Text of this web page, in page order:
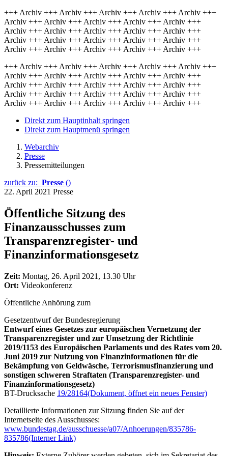
+++ Archiv +++ Archiv +++ Archiv +++ Archiv +++ Archiv +++
Archiv +++ Archiv +++ Archiv +++ Archiv +++ Archiv +++
Archiv +++ Archiv +++ Archiv +++ Archiv +++ Archiv +++
Archiv +++ Archiv +++ Archiv +++ Archiv +++ Archiv +++
Archiv +++ Archiv +++ Archiv +++ Archiv +++ Archiv +++
+++ Archiv +++ Archiv +++ Archiv +++ Archiv +++ Archiv +++
Archiv +++ Archiv +++ Archiv +++ Archiv +++ Archiv +++
Archiv +++ Archiv +++ Archiv +++ Archiv +++ Archiv +++
Archiv +++ Archiv +++ Archiv +++ Archiv +++ Archiv +++
Archiv +++ Archiv +++ Archiv +++ Archiv +++ Archiv +++
Direkt zum Hauptinhalt springen
Direkt zum Hauptmenü springen
Webarchiv
Presse
Pressemitteilungen
zurück zu: Presse ()
22. April 2021 Presse
Öffentliche Sitzung des
Finanzausschusses zum
Transparenzregister- und
Finanzinformationsgesetz
Zeit: Montag, 26. April 2021, 13.30 Uhr
Ort: Videokonferenz
Öffentliche Anhörung zum
Gesetzentwurf der Bundesregierung
Entwurf eines Gesetzes zur europäischen Vernetzung der
Transparenzregister und zur Umsetzung der Richtlinie
2019/1153 des Europäischen Parlaments und des Rates vom 20.
Juni 2019 zur Nutzung von Finanzinformationen für die
Bekämpfung von Geldwäsche, Terrorismusfinanzierung und
sonstigen schweren Straftaten (Transparenzregister- und
Finanzinformationsgesetz)
BT-Drucksache 19/28164(Dokument, öffnet ein neues Fenster)
Detaillierte Informationen zur Sitzung finden Sie auf der
Internetseite des Ausschusses:
www.bundestag.de/ausschuesse/a07/Anhoerungen/835786-
835786(Interner Link)